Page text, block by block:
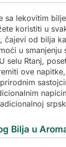
sa lekovitim
koristiti u
čajevi od bilja
u smanjenju
selu Rtanj,
ove
Bilja u